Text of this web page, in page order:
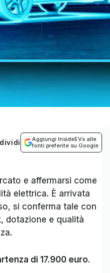
Aggiungi InsideEVs alle
fonti preferite su Google
e affermarsi come
elettrica. È arrivata
si conferma tale con
dotazione e qualità
di 17.900 euro.